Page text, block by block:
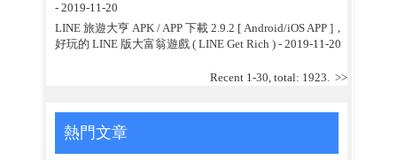
- 2019-11-20
LINE 旅遊大亨 APK / APP 下載 2.9.2 [ Android/iOS APP ]，
好玩的 LINE 版大富翁遊戲 ( LINE Get Rich )- 2019-11-20
Recent 1-30, total: 1923. >>
熱門文章